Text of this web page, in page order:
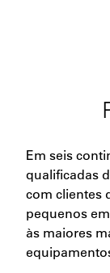
Em seis
qualificadas
com clientes
pequenos
às maiores